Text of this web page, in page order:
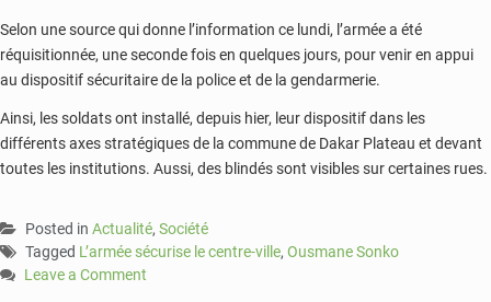
Selon une source qui donne l’information ce lundi, l’armée a été
réquisitionnée, une seconde fois en quelques jours, pour venir en appui
au dispositif sécuritaire de la police et de la gendarmerie.
Ainsi, les soldats ont installé, depuis hier, leur dispositif dans les
différents axes stratégiques de la commune de Dakar Plateau et devant
toutes les institutions. Aussi, des blindés sont visibles sur certaines rues.
Posted in Actualité, Société
Tagged L’armée sécurise le centre-ville, Ousmane Sonko
Leave a Comment